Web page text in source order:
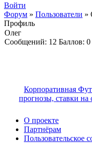
Войти
Форум » Пользователи »
Профиль
Олег
Cообщений: 12 Баллов: 0
Корпоративная
прогнозы, ставки на
О проекте
Партнёрам
Пользовательское